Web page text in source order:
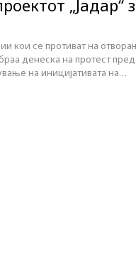
„Јадар“
кои се противат на
денеска на протест
на иницијативата на…